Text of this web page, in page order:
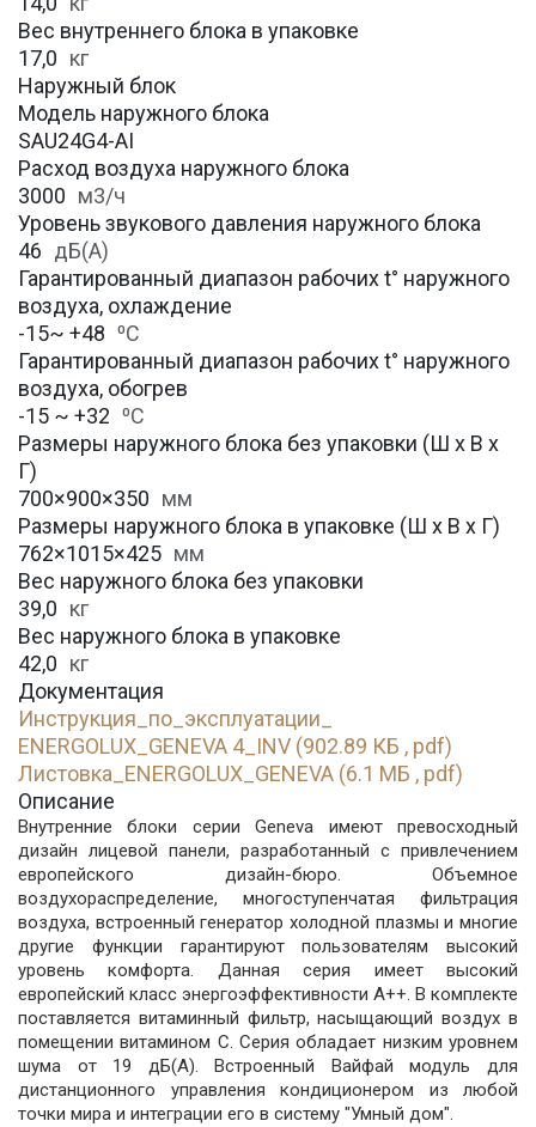
Вес внутреннего блока в упаковке
17,0 кг
Наружный блок
Модель наружного блока
SAU24G4-AI
Расход воздуха наружного блока
3000 м3/ч
Уровень звукового давления наружного блока
46 дБ(А)
Гарантированный диапазон рабочих t° наружного
воздуха, охлаждение
-15~ +48 ⁰С
Гарантированный диапазон рабочих t° наружного
воздуха, обогрев
-15 ~ +32 ⁰С
Размеры наружного блока без упаковки (Ш х В х
Г)
700×900×350 мм
Размеры наружного блока в упаковке (Ш х В х Г)
762×1015×425 мм
Вес наружного блока без упаковки
39,0 кг
Вес наружного блока в упаковке
42,0 кг
Документация
Инструкция_по_эксплуатации_
ENERGOLUX_GENEVA 4_INV (902.89 КБ , pdf)
Листовка_ENERGOLUX_GENEVA (6.1 МБ , pdf)
Описание
Внутренние блоки серии Geneva имеют превосходный
дизайн лицевой панели, разработанный с привлечением
европейского дизайн-бюро. Объемное
воздухораспределение, многоступенчатая фильтрация
воздуха, встроенный генератор холодной плазмы и многие
другие функции гарантируют пользователям высокий
уровень комфорта. Данная серия имеет высокий
европейский класс энергоэффективности А++. В комплекте
поставляется витаминный фильтр, насыщающий воздух в
помещении витамином С. Серия обладает низким уровнем
шума от 19 дБ(А). Встроенный Вайфай модуль для
дистанционного управления кондиционером из любой
точки мира и интеграции его в систему "Умный дом".